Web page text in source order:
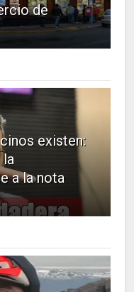
de
existen:
la
a la nota